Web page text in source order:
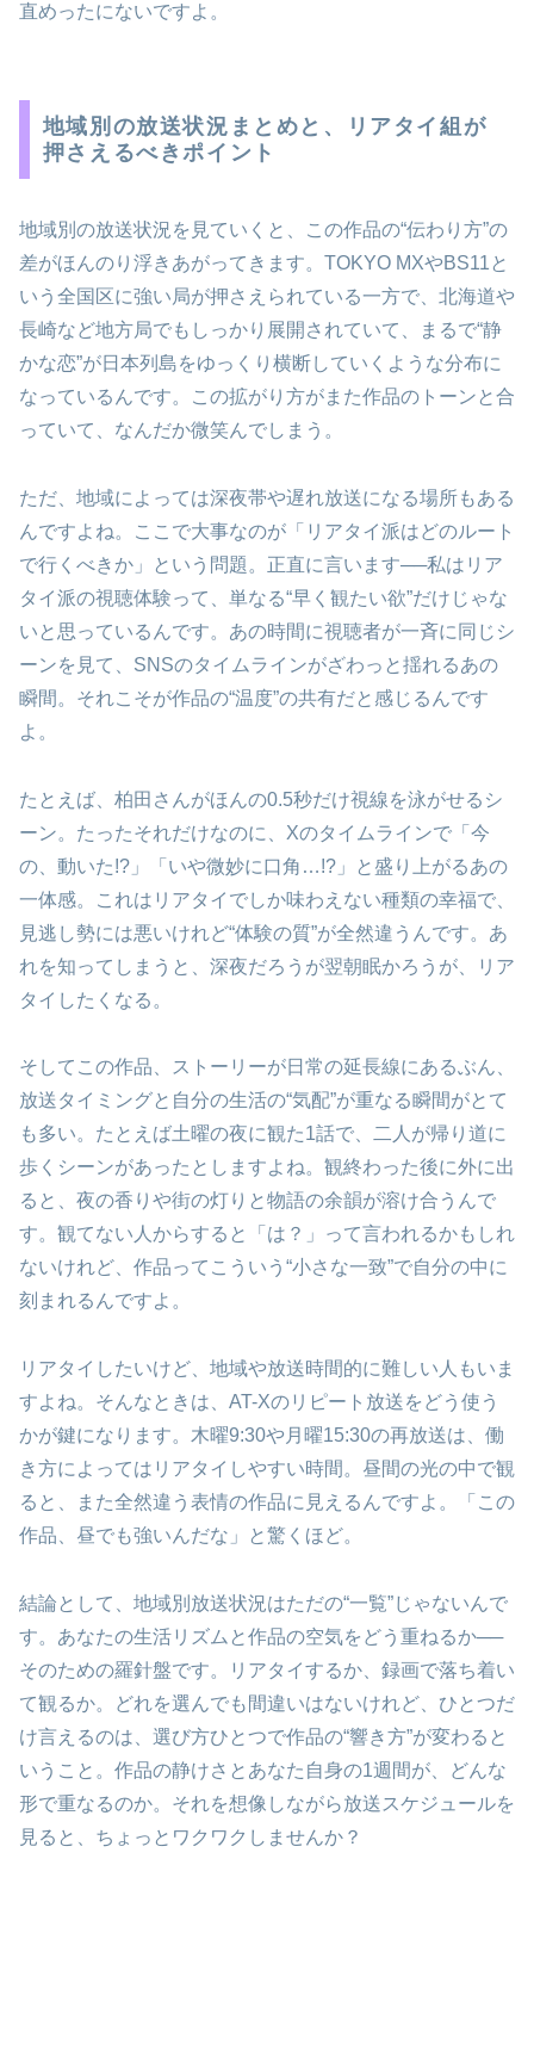
直めったにないですよ。
地域別の放送状況まとめと、リアタイ組が
押さえるべきポイント
地域別の放送状況を見ていくと、この作品の“伝わり方”の
差がほんのり浮きあがってきます。TOKYO MXやBS11と
いう全国区に強い局が押さえられている一方で、北海道や
長崎など地方局でもしっかり展開されていて、まるで“静
かな恋”が日本列島をゆっくり横断していくような分布に
なっているんです。この拡がり方がまた作品のトーンと合
っていて、なんだか微笑んでしまう。
ただ、地域によっては深夜帯や遅れ放送になる場所もある
んですよね。ここで大事なのが「リアタイ派はどのルート
で行くべきか」という問題。正直に言います──私はリア
タイ派の視聴体験って、単なる“早く観たい欲”だけじゃな
いと思っているんです。あの時間に視聴者が一斉に同じシ
ーンを見て、SNSのタイムラインがざわっと揺れるあの
瞬間。それこそが作品の“温度”の共有だと感じるんです
よ。
たとえば、柏田さんがほんの0.5秒だけ視線を泳がせるシ
ーン。たったそれだけなのに、Xのタイムラインで「今
の、動いた!?」「いや微妙に口角…!?」と盛り上がるあの
一体感。これはリアタイでしか味わえない種類の幸福で、
見逃し勢には悪いけれど“体験の質”が全然違うんです。あ
れを知ってしまうと、深夜だろうが翌朝眠かろうが、リア
タイしたくなる。
そしてこの作品、ストーリーが日常の延長線にあるぶん、
放送タイミングと自分の生活の“気配”が重なる瞬間がとて
も多い。たとえば土曜の夜に観た1話で、二人が帰り道に
歩くシーンがあったとしますよね。観終わった後に外に出
ると、夜の香りや街の灯りと物語の余韻が溶け合うんで
す。観てない人からすると「は？」って言われるかもしれ
ないけれど、作品ってこういう“小さな一致”で自分の中に
刻まれるんですよ。
リアタイしたいけど、地域や放送時間的に難しい人もいま
すよね。そんなときは、AT-Xのリピート放送をどう使う
かが鍵になります。木曜9:30や月曜15:30の再放送は、働
き方によってはリアタイしやすい時間。昼間の光の中で観
ると、また全然違う表情の作品に見えるんですよ。「この
作品、昼でも強いんだな」と驚くほど。
結論として、地域別放送状況はただの“一覧”じゃないんで
す。あなたの生活リズムと作品の空気をどう重ねるか──
そのための羅針盤です。リアタイするか、録画で落ち着い
て観るか。どれを選んでも間違いはないけれど、ひとつだ
け言えるのは、選び方ひとつで作品の“響き方”が変わると
いうこと。作品の静けさとあなた自身の1週間が、どんな
形で重なるのか。それを想像しながら放送スケジュールを
見ると、ちょっとワクワクしませんか？